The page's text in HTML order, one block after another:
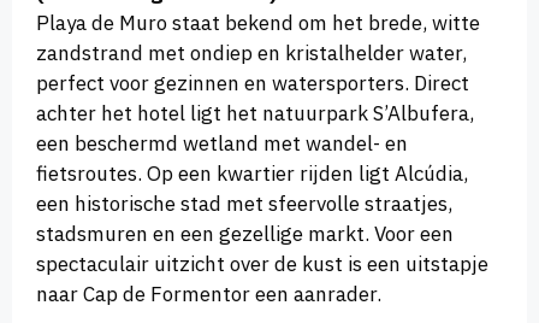
Playa de Muro staat bekend om het brede, witte
zandstrand met ondiep en kristalhelder water,
perfect voor gezinnen en watersporters. Direct
achter het hotel ligt het natuurpark S’Albufera,
een beschermd wetland met wandel- en
fietsroutes. Op een kwartier rijden ligt Alcúdia,
een historische stad met sfeervolle straatjes,
stadsmuren en een gezellige markt. Voor een
spectaculair uitzicht over de kust is een uitstapje
naar Cap de Formentor een aanrader.